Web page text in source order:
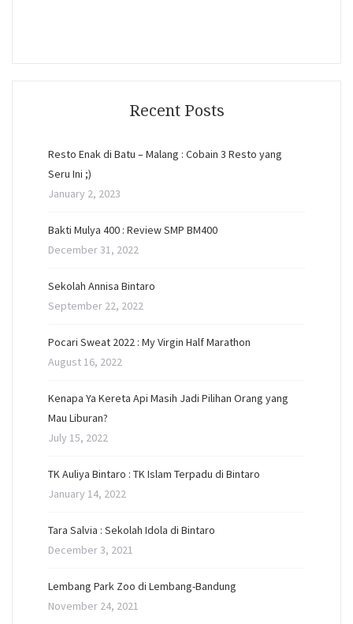
Recent Posts
Resto Enak di Batu – Malang : Cobain 3 Resto yang
Seru Ini ;)
January 2, 2023
Bakti Mulya 400 : Review SMP BM400
December 31, 2022
Sekolah Annisa Bintaro
September 22, 2022
Pocari Sweat 2022 : My Virgin Half Marathon
August 16, 2022
Kenapa Ya Kereta Api Masih Jadi Pilihan Orang yang
Mau Liburan?
July 15, 2022
TK Auliya Bintaro : TK Islam Terpadu di Bintaro
January 14, 2022
Tara Salvia : Sekolah Idola di Bintaro
December 3, 2021
Lembang Park Zoo di Lembang-Bandung
November 24, 2021